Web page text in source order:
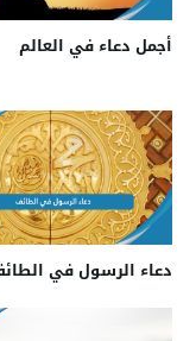
أجمل دعاء في العالم
دعاء الرسول في